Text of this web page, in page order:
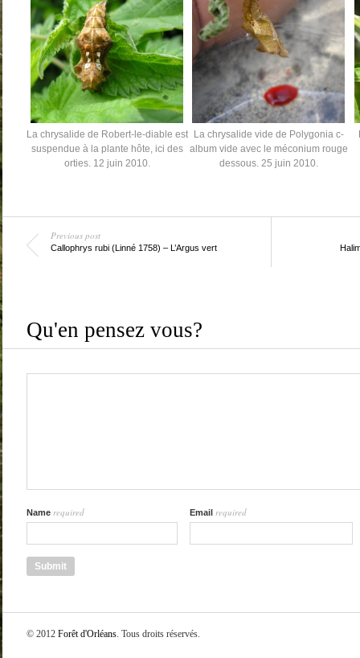
La chrysalide de Robert-le-diable est
suspendue à la plante hôte, ici des
orties. 12 juin 2010.
La chrysalide vide de Polygonia c-
album vide avec le méconium rouge
dessous. 25 juin 2010.
Previous post
Callophrys rubi (Linné 1758) – L’Argus vert
Qu'en pensez vous?
Name required Email required
© 2012 Forêt d'Orléans. Tous droits réservés.